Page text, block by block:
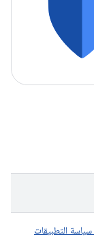
التطبيقات